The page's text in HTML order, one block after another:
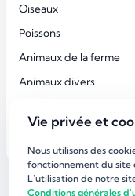
Oiseaux
Poissons
Animaux de la ferme
Animaux divers
©
Vie privée et
Nous utilisons des
fonctionnement du site
L'utilisation de notre
Conditions générales